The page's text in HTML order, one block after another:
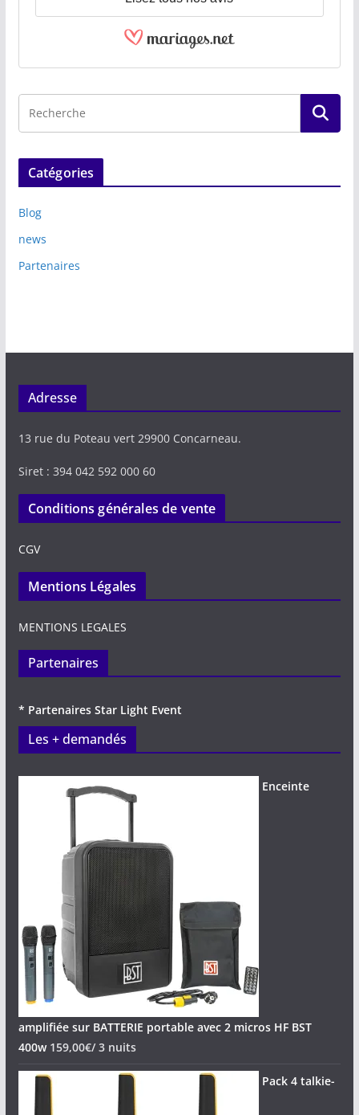
Catégories
Blog
news
Partenaires
Adresse
13 rue du Poteau vert 29900 Concarneau.
Siret : 394 042 592 000 60
Conditions générales de vente
CGV
Mentions Légales
MENTIONS LEGALES
Partenaires
* Partenaires Star Light Event
Les + demandés
Enceinte
amplifiée sur BATTERIE portable avec 2 micros HF BST
400w 159,00€/ 3 nuits
Pack 4 talkie-